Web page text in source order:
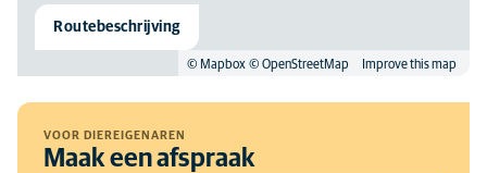
© Mapbox © OpenStreetMap Improve this map
Routebeschrijving
VOOR DIEREIGENAREN
Maak een afspraak